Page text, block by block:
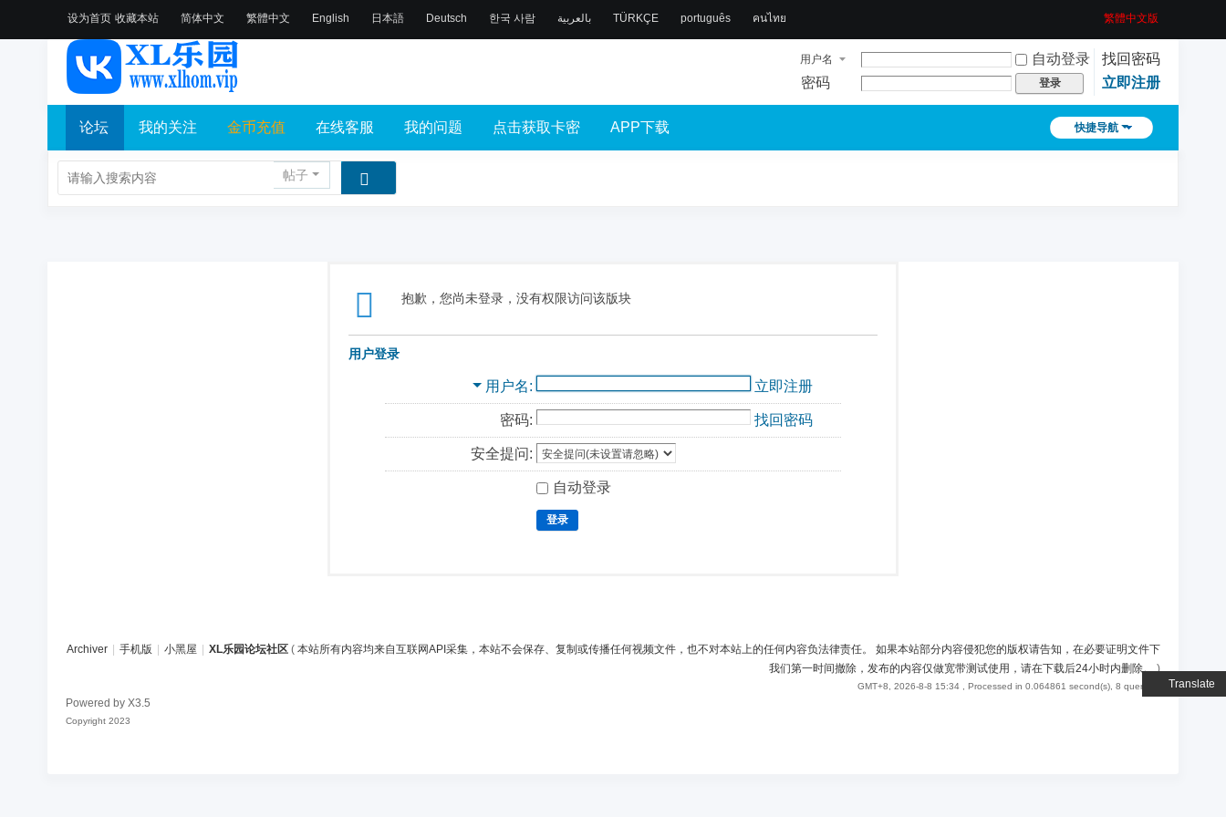
设为首页 收藏本站
Translate
简体中文 繁體中文 English 日本語 Deutsch 한국 사람 بالعربية TÜRKÇE português คนไทย 繁體中文版
用户名 自动登录
找回密码
密码
登录 立即注册
快捷导航
论坛 我的关注 金币充值 在线客服 我的问题 点击获取卡密 APP下载
帖子
抱歉，您尚未登录，没有权限访问该版块
用户登录
用户名 立即注册
密码: 找回密码
安全提问:
自动登录
登录
Archiver 手机版 小黑屋 XL乐园论坛社区 ( 本站所有内容均来自互联网API采集，本站不会保存、复制或传播任何视频文件，也不对本站上的任何内容负法律责任。 如果本站部分内容侵犯您的版权请告知，在必要证明文件下
我们第一时间撤除，发布的内容仅做宽带测试使用，请在下载后24小时内删除。)
GMT+8, 2026-8-8 15:34 , Processed in 0.064861 second(s), 8 queries .
Powered by X3.5
Copyright 2023